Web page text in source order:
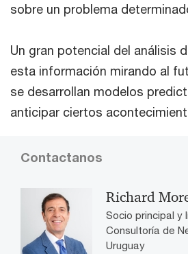
sobre un problema
Un gran potencial del análisis
esta información mirando al
se desarrollan modelos
anticipar ciertos
Contactanos
Richard
Socio principal y
Consultoría de
Uruguay